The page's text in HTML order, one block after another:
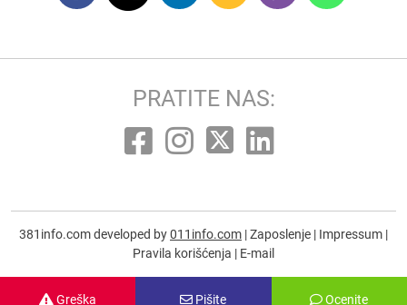
Greška Pišite Ocenite
PRATITE NAS:
381info.com developed by011info.com |Zaposlenje | Impressum |
Pravila korišćenja | E-mail